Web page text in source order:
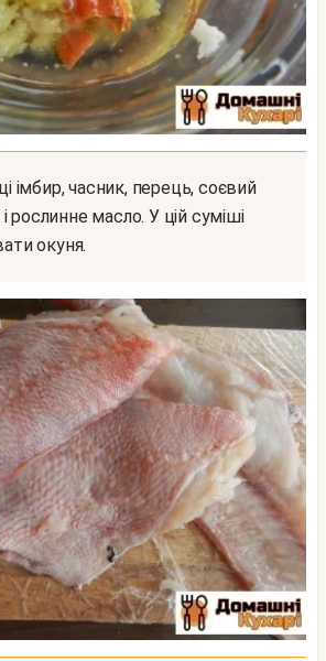
рослинне масло. У цій суміші
окуня.